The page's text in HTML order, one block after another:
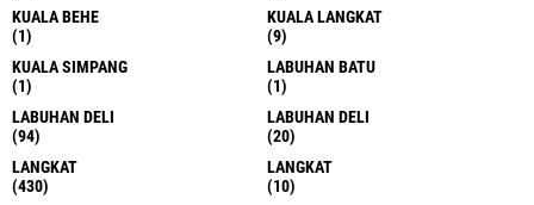
KUALA BEHE
(1)
KUALA LANGKAT
(9)
KUALA SIMPANG
(1)
LABUHAN BATU
(1)
LABUHAN DELI
(94)
LABUHAN DELI
(20)
LANGKAT
(430)
LANGKAT
(10)